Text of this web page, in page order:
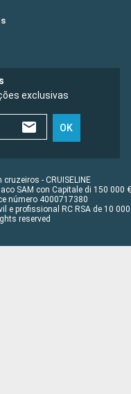
exclusivas
OK
- CRUISELINE
SAM con Capitale di 150 000 €
número 4000717380
e profissional RC RSA de 10 000
reserved